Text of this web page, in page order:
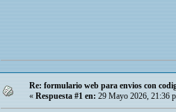
Re: formulario web para envios con
« Respuesta #1 en: 29 Mayo 2026, 21:36